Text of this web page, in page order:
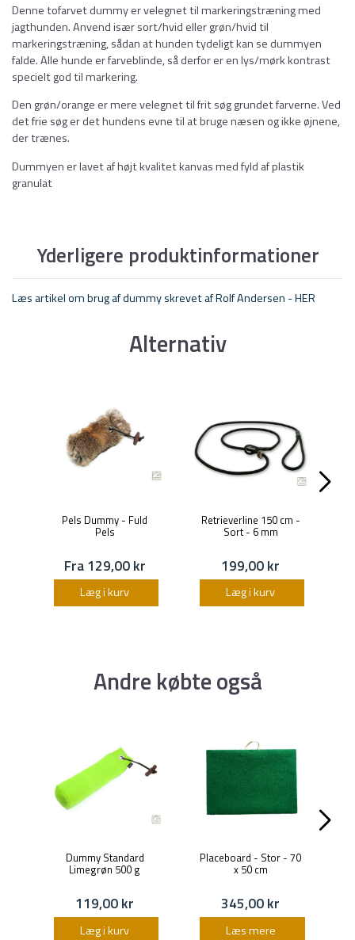
Denne tofarvet dummy er velegnet til markeringstræning med
jagthunden. Anvend især sort/hvid eller grøn/hvid til
markeringstræning, sådan at hunden tydeligt kan se dummyen
falde. Alle hunde er farveblinde, så derfor er en lys/mørk kontrast
specielt god til markering.
Den grøn/orange er mere velegnet til frit søg grundet farverne. Ved
det frie søg er det hundens evne til at bruge næsen og ikke øjnene,
der trænes.
Dummyen er lavet af højt kvalitet kanvas med fyld af plastik
granulat
Yderligere produktinformationer
Læs artikel om brug af dummy skrevet af Rolf Andersen - HER
Alternativ
Pels Dummy - Fuld
Pels
Fra 129,00 kr
Læg i kurv
Retrieverline 150 cm -
Sort - 6 mm
199,00 kr
Læg i kurv
Andre købte også
Dummy Standard
Limegrøn 500 g
119,00 kr
Læg i kurv
Placeboard - Stor - 70
x 50 cm
345,00 kr
Læs mere